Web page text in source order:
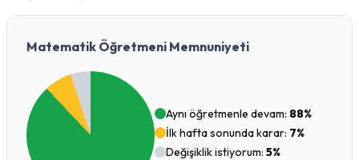
Matematik Öğretmeni Memnuniyeti
Aynı öğretmenle devam: 88%
İlk hafta sonunda karar: 7%
Değişiklik istiyorum: 5%